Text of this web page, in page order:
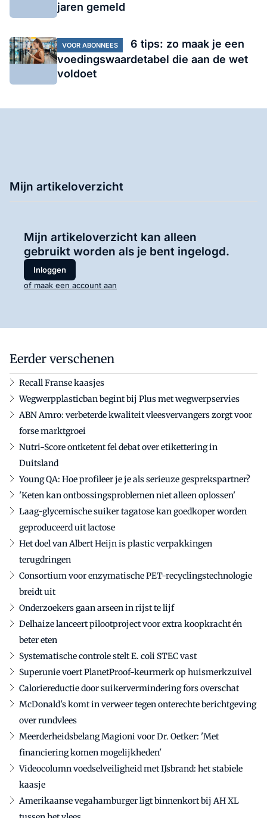
jaren gemeld
VOOR ABONNEES
6 tips: zo maak je een
voedingswaardetabel die aan de wet
voldoet
Mijn artikeloverzicht
Mijn artikeloverzicht kan alleen
gebruikt worden als je bent ingelogd.
Inloggen
of maak een account aan
Eerder verschenen
Recall Franse kaasjes
Wegwerpplasticban begint bij Plus met wegwerpservies
ABN Amro: verbeterde kwaliteit vleesvervangers zorgt voor
forse marktgroei
Nutri-Score ontketent fel debat over etikettering in
Duitsland
Young QA: Hoe profileer je je als serieuze gesprekspartner?
'Keten kan ontbossingsproblemen niet alleen oplossen'
Laag-glycemische suiker tagatose kan goedkoper worden
geproduceerd uit lactose
Het doel van Albert Heijn is plastic verpakkingen
terugdringen
Consortium voor enzymatische PET-recyclingstechnologie
breidt uit
Onderzoekers gaan arseen in rijst te lijf
Delhaize lanceert pilootproject voor extra koopkracht én
beter eten
Systematische controle stelt E. coli STEC vast
Superunie voert PlanetProof-keurmerk op huismerkzuivel
Caloriereductie door suikervermindering fors overschat
McDonald's komt in verweer tegen onterechte berichtgeving
over rundvlees
Meerderheidsbelang Magioni voor Dr. Oetker: 'Met
financiering komen mogelijkheden'
Videocolumn voedselveiligheid met IJsbrand: het stabiele
kaasje
Amerikaanse vegahamburger ligt binnenkort bij AH XL